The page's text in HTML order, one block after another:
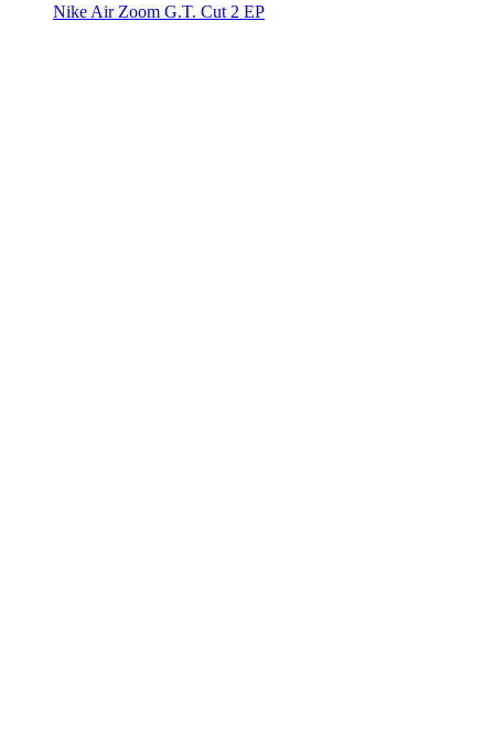
Nike Air Zoom G.T. Cut 2 EP